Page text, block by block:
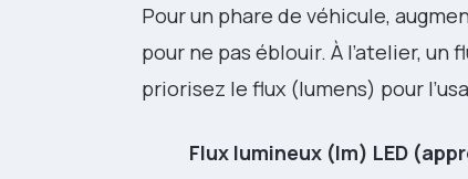
Pour un phare de véhicule,
pour ne pas éblouir. À l’atelier,
priorisez le flux (lumens) pour
Flux lumineux (lm) LED